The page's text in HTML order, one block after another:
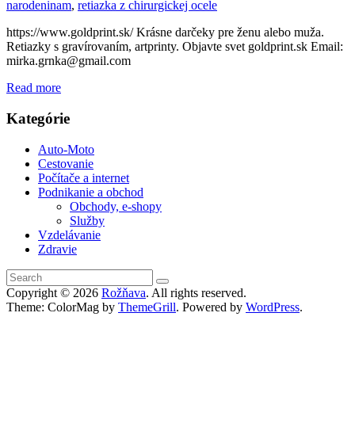
narodeninam, retiazka z chirurgickej ocele
https://www.goldprint.sk/ Krásne darčeky pre ženu alebo muža.
Retiazky s gravírovaním, artprinty. Objavte svet goldprint.sk Email:
mirka.grnka@gmail.com
Read more
Kategórie
Auto-Moto
Cestovanie
Počítače a internet
Podnikanie a obchod
Obchody, e-shopy
Služby
Vzdelávanie
Zdravie
Copyright © 2026 Rožňava. All rights reserved.
Theme: ColorMag by ThemeGrill. Powered by WordPress.